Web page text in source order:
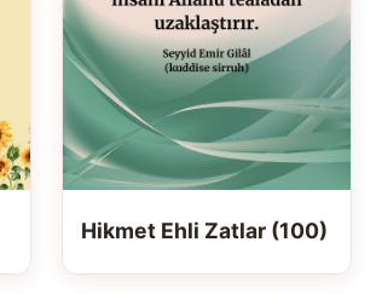
Hikmet Ehli Zatlar (100)